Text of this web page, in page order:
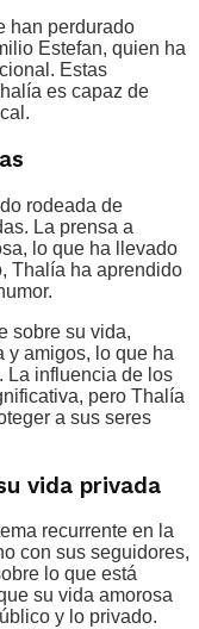
han perdurado
Estefan, quien ha
Estas
es capaz de
rodeada de
La prensa a
lo que ha llevado
Thalía ha aprendido
sobre su vida,
y amigos, lo que ha
La influencia de los
pero Thalía
a sus seres
vida privada
recurrente en la
con sus seguidores,
lo que está
su vida amorosa
y lo privado.